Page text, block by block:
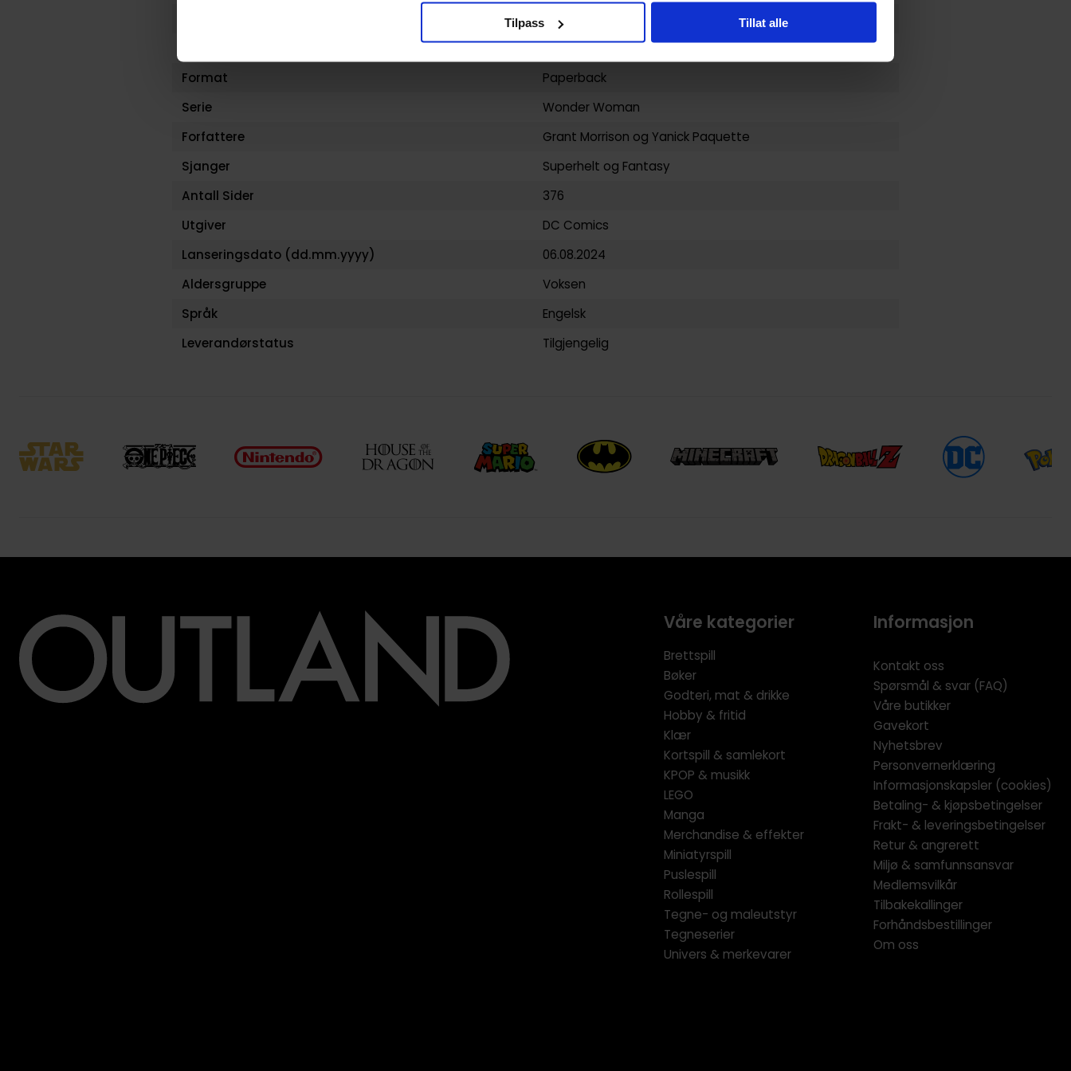
Tilpass Tillat alle
9781779527332
USA
Format
Paperback
Serie
Wonder Woman
Forfattere
Grant Morrison og Yanick Paquette
Sjanger
Superhelt og Fantasy
Antall Sider
376
Utgiver
DC Comics
Lanseringsdato (dd.mm.yyyy)
06.08.2024
Aldersgruppe
Voksen
Språk
Engelsk
Leverandørstatus
Tilgjengelig
Våre kategorier
Brettspill
Bøker
Godteri, mat & drikke
Hobby & fritid
Klær
Kortspill & samlekort
KPOP & musikk
LEGO
Manga
Merchandise & effekter
Miniatyrspill
Puslespill
Rollespill
Tegne- og maleutstyr
Tegneserier
Univers & merkevarer
Informasjon
Kontakt oss
Spørsmål & svar (FAQ)
Våre butikker
Gavekort
Nyhetsbrev
Personvernerklæring
Informasjonskapsler (cookies)
Betaling- & kjøpsbetingelser
Frakt- & leveringsbetingelser
Retur & angrerett
Miljø & samfunnsansvar
Medlemsvilkår
Tilbakekallinger
Forhåndsbestillinger
Om oss